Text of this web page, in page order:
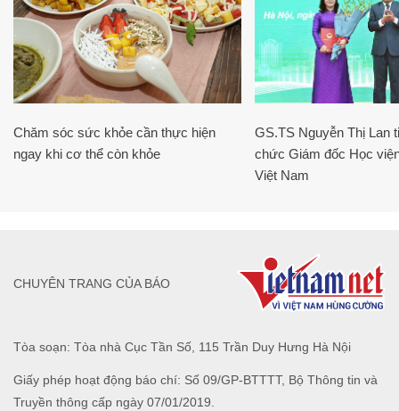
Chăm sóc sức khỏe cần thực hiện
ngay khi cơ thể còn khỏe
GS.TS Nguyễn Thị Lan
chức Giám đốc Học
Việt Nam
Tòa soạn: Tòa nhà Cục Tần Số, 115 Trần Duy Hưng Hà Nội
Giấy phép hoạt động báo chí: Số 09/GP-BTTTT, Bộ Thông tin và
Truyền thông cấp ngày 07/01/2019.
CHUYÊN TRANG CỦA BÁO